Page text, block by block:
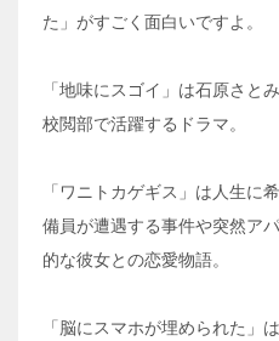
た」がすごく面白いですよ。
「地味にスゴイ」は石原さと
校閲部で活躍するドラマ。
「ワニトカゲギス」は人生に
備員が遭遇する事件や突然ア
的な彼女との恋愛物語。
「脳にスマホが埋められた」